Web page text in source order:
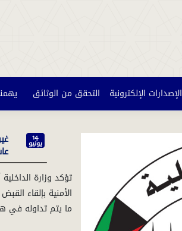
الإصدارات الإلكترونية التحقق من الوثائق
14
يونيو
تؤكد وزارة
الأمنية بإلقاء